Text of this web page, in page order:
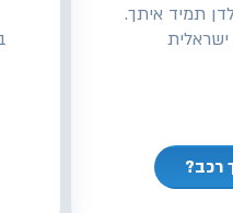
תמיד איתך.
ישראלית
רכב?